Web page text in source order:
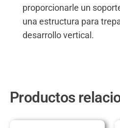
proporcionarle un
una estructura para
desarrollo vertical.
Productos